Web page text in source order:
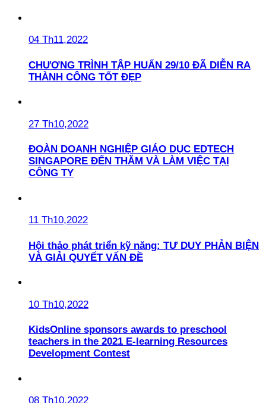
04 Th11,2022
CHƯƠNG TRÌNH TẬP HUẤN 29/10 ĐÃ DIỄN RA
THÀNH CÔNG TỐT ĐẸP
27 Th10,2022
ĐOÀN DOANH NGHIỆP GIÁO DỤC EDTECH
SINGAPORE ĐẾN THĂM VÀ LÀM VIỆC TẠI
CÔNG TY
11 Th10,2022
Hội thảo phát triển kỹ năng: TƯ DUY PHẢN BIỆN
VÀ GIẢI QUYẾT VẤN ĐỀ
10 Th10,2022
KidsOnline sponsors awards to preschool
teachers in the 2021 E-learning Resources
Development Contest
08 Th10,2022